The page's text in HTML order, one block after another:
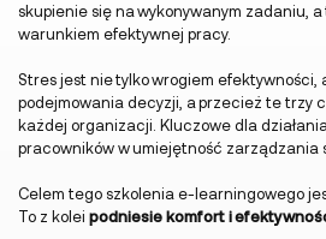
skupienie się na wykonywanym zadaniu,
warunkiem efektywnej pracy.
Stres jest nie tylko wrogiem
podejmowania decyzji, a przecież te trzy
każdej organizacji. Kluczowe dla
pracowników w umiejętność zarządzania
Celem tego szkolenia e-learningowego
To z kolei podniesie komfort i